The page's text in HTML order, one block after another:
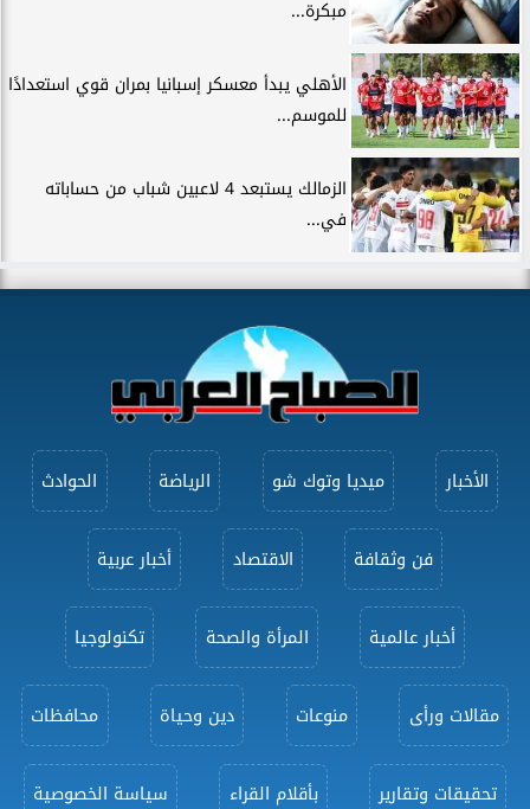
مبكرة...
الأهلي يبدأ معسكر إسبانيا بمران قوي استعدادًا
للموسم...
الزمالك يستبعد 4 لاعبين شباب من حساباته
في...
الأخبار ميديا وتوك شو الرياضة الحوادث
فن وثقافة الاقتصاد أخبار عربية
أخبار عالمية المرأة والصحة تكنولوجيا
مقالات ورأى منوعات دين وحياة محافظات
تحقيقات وتقارير بأقلام القراء سياسة الخصوصية